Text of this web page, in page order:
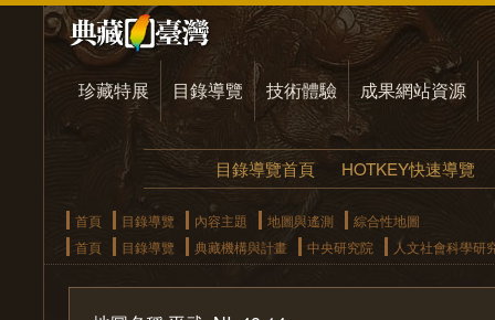
珍藏特展 目錄導覽 技術體驗 成果網站資源
目錄導覽首頁 HOTKEY快速導覽
首頁 目錄導覽 內容主題 地圖與遙測
綜合性地圖
首頁
目錄導覽 典藏機構與計畫 中央研究院 人文社會科學研